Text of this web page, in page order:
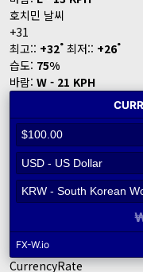
호치민 날씨
+31
최고:: +32° 최저:: +26°
습도: 75%
바람: W - 21 KPH
CurrencyRate